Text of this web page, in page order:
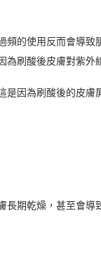
頻的使用反而會導致
刷酸後皮膚對紫外
是因為刷酸後的皮膚
期乾燥，甚至會導